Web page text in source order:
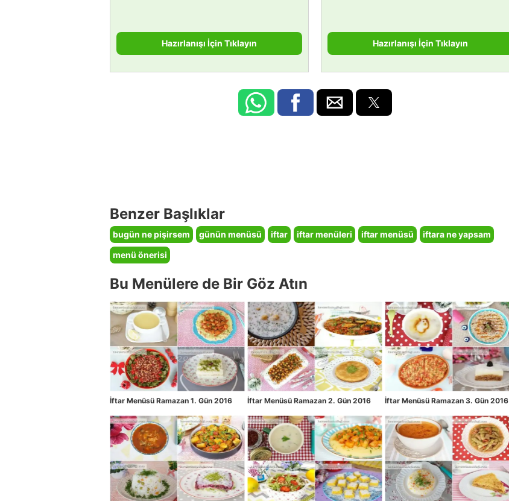
Hazırlanışı İçin Tıklayın Hazırlanışı İçin Tıklayın
Benzer Başlıklar
bugün ne pişirsem günün menüsü iftar iftar menüleri iftar menüsü
iftara ne yapsam
menü önerisi
Bu Menülere de Bir Göz Atın
İftar Menüsü Ramazan 1. Gün 2016 İftar Menüsü Ramazan 2. Gün 2016 İftar Menüsü Ramazan 3. Gün 2016